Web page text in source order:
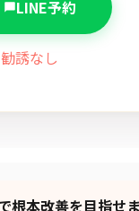
LINE予約
誘なし
根本改善を目指せ